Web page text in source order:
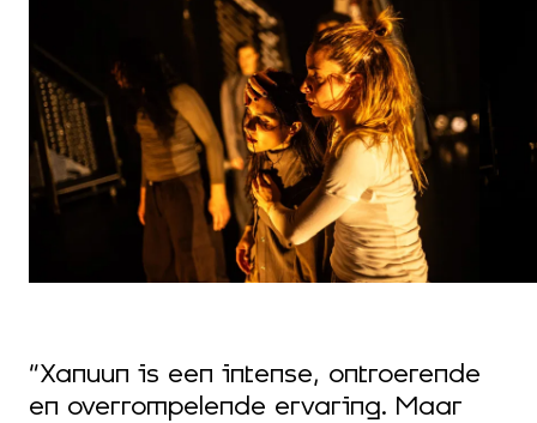
“Xanuun is een intense, ontroerende
en overrompelende ervaring. Maar